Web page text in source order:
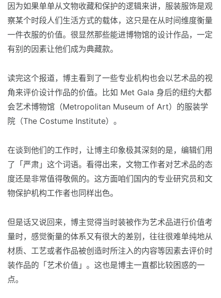
因为如果单单从文物收藏和保护的逻辑来讲，服装服饰是观
察某个时段人们生活方式的载体，这只是在从时间维度衡量
一件衣服的价值。很显然那些能进博物馆的设计作品，一定
有别的因素让他们成为典藏款。
读完这个报道，博主看到了一些专业机构也会以艺术品的视
角来评价设计作品的价值。比如 Met Gala 身后的纽约大都
会艺术博物馆（Metropolitan Museum of Art）的服装学
院（The Costume Institute）。
在谈到他们的工作时，让博主印象极其深刻的是，编辑们用
了「严肃」这个词语。看得出来，文物工作者对艺术品的态
度还是非常值得敬佩的。这方面咱们国内的专业研究员和文
物保护机构工作者也同样出色。
但是话又说回来，博主觉得当时装被作为艺术品进行价值考
量时，感觉衡量的体系又有很大的差别，往往很难单纯地从
材质、工艺或者作品被创造时所注入的内容等因素去评价时
装作品的「艺术价值」。这也是博主一直都比较困惑的一
点。